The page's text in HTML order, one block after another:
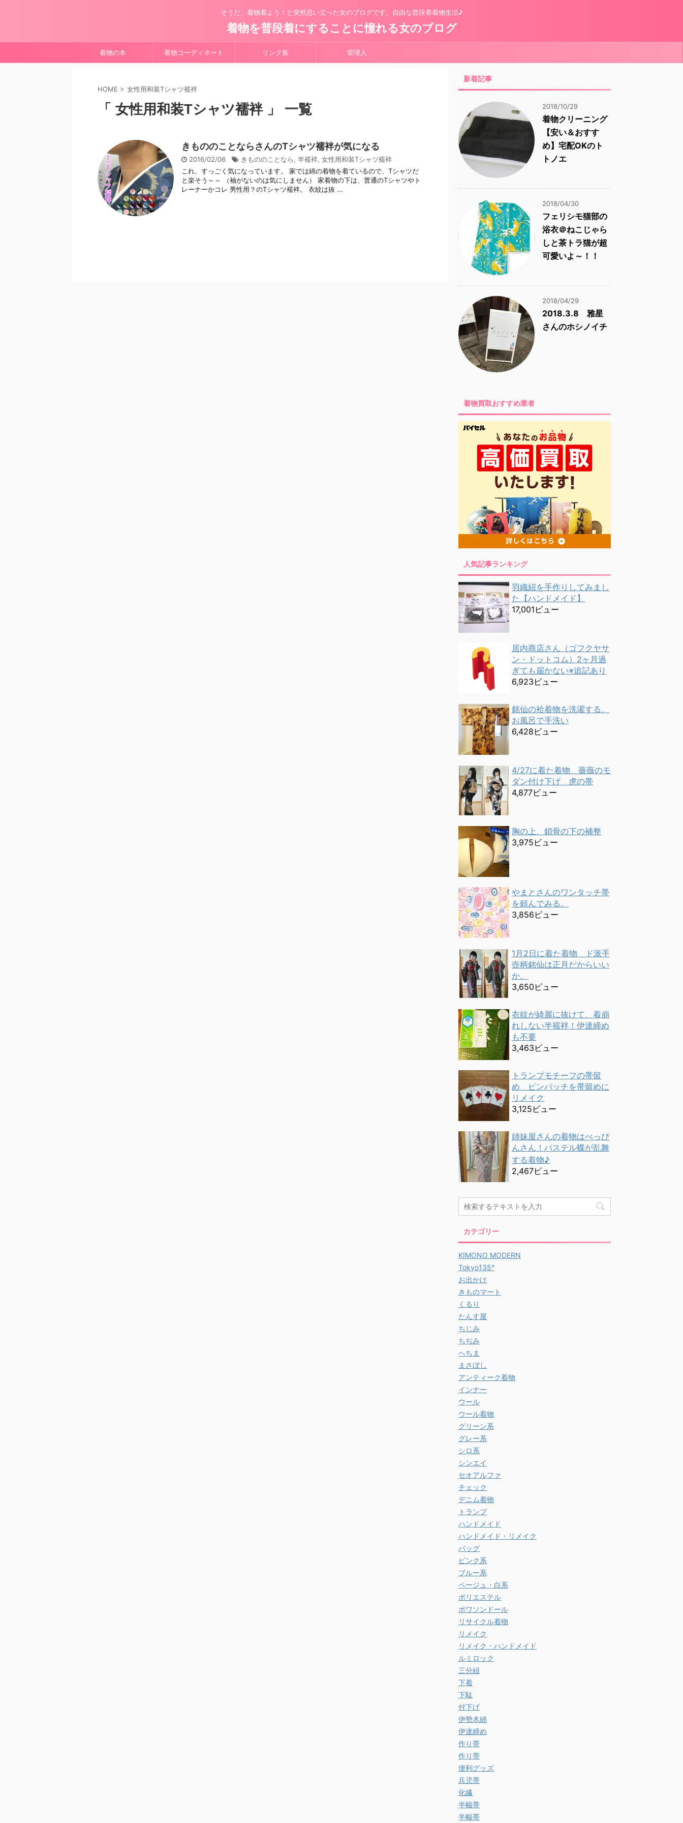
そうだ、着物着よう！と突然思い立った女のブログです。自由な普段着着物生活♪
着物を普段着にすることに憧れる女のブログ
着物の本 着物コーディネート リンク集 管理人
HOME > 女性用和装Tシャツ襦袢
「 女性用和装Tシャツ襦袢 」 一覧
きもののことならさんのTシャツ襦袢が気になる
2016/02/06 きもののことなら, 半襦袢, 女性用和装Tシャツ襦袢
これ、すっごく気になっています。 家では綿の着物を着ているので、Tシャツだ
と楽そう～～ （袖がないのは気にしません） 家着物の下は、普通のTシャツやト
レーナーかコレ 男性用？のTシャツ襦袢。 衣紋は抜 ...
新着記事
2018/10/29
着物クリーニング
【安い＆おすす
め】宅配OKのト
トノエ
2018/04/30
フェリシモ猫部の
浴衣＠ねこじゃら
しと茶トラ猫が超
可愛いよ～！！
2018/04/29
2018.3.8 雅星
さんのホシノイチ
着物買取おすすめ業者
人気記事ランキング
羽織紐を手作りしてみまし
た【ハンドメイド】
17,001ビュー
居内商店さん（ゴフクヤサ
ン・ドットコム）2ヶ月過
ぎても届かない※追記あり
6,923ビュー
銘仙の袷着物を洗濯する。
お風呂で手洗い
6,428ビュー
4/27に着た着物 薔薇のモ
ダン付け下げ 虎の帯
4,877ビュー
胸の上、鎖骨の下の補整
3,975ビュー
やまとさんのワンタッチ帯
を頼んでみる。
3,856ビュー
1月2日に着た着物 ド派手
壺柄銘仙は正月だからいい
か。
3,650ビュー
衣紋が綺麗に抜けて、着崩
れしない半襦袢！伊達締め
も不要
3,463ビュー
トランプモチーフの帯留
め ピンバッチを帯留めに
リメイク
3,125ビュー
姉妹屋さんの着物はべっぴ
んさん！パステル蝶が乱舞
する着物♪
2,467ビュー
カテゴリー
KIMONO MODERN
Tokyo135°
お出かけ
きものマート
くるり
たんす屋
ちじみ
ちぢみ
へちま
まさぼし
アンティーク着物
インナー
ウール
ウール着物
グリーン系
グレー系
シロ系
シンエイ
セオアルファ
チェック
デニム着物
トランプ
ハンドメイド
ハンドメイド・リメイク
バッグ
ピンク系
ブルー系
ベージュ・白系
ポリエステル
ポワソンドール
リサイクル着物
リメイク
リメイク・ハンドメイド
ルミロック
三分紐
下着
下駄
付下げ
伊勢木綿
伊達締め
作り帯
作り帯
便利グッズ
兵児帯
化繊
半幅帯
半幅帯